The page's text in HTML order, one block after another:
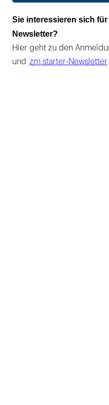
Sie interessieren sich
Newsletter?
Hier geht zu den
und zm starter-Newsletter